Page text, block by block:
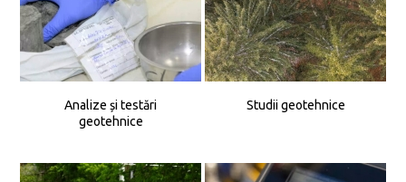
Analize și testări
geotehnice
Studii geotehnice